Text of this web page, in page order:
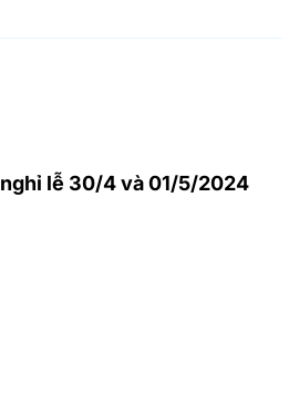
lễ 30/4 và 01/5/2024